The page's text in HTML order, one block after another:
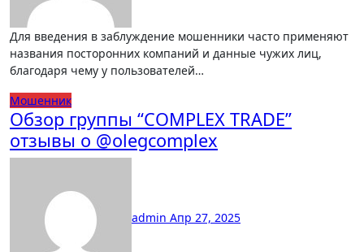
Для введения в заблуждение мошенники часто применяют
названия посторонних компаний и данные чужих лиц,
благодаря чему у пользователей…
Мошенник
Обзор группы “COMPLEX TRADE”
отзывы о @olegcomplex
admin Апр 27, 2025